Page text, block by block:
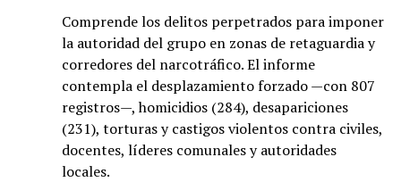
Comprende los delitos perpetrados para imponer
la autoridad del grupo en zonas de retaguardia y
corredores del narcotráfico. El informe
contempla el desplazamiento forzado —con 807
registros—, homicidios (284), desapariciones
(231), torturas y castigos violentos contra civiles,
docentes, líderes comunales y autoridades
locales.